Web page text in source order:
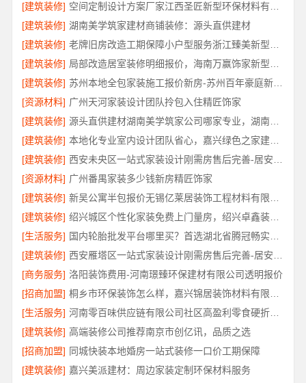
[建筑装修]
[建筑装修] 湖南美学筑家建材商铺装修：源头直供建材
[建筑装修]
[建筑装修]
[建筑装修]
苏州本地全包家装施工报价新房-苏州百年豪庭新材料有限公司
[资源材料] 广州天河家装设计团队拎包入住精匠饰家
[建筑装修]
源头直供建材湖南美学筑家公司哪家专业，湖南美学筑家建材口碑推荐
[建筑装修]
本地化专业室内设计团队省心，嘉兴绿色之家建材科技有限公司
[建筑装修]
[资源材料] 广州番禺家装多少钱新房精匠饰家
[建筑装修]
[建筑装修]
绍兴城区个性化家装免费上门量房，绍兴卓鑫装饰材料有限公司
[生活服务]
[建筑装修]
[商务服务] 洛阳装饰费用-河南璟臻环保建材有限公司透明报价
[招商加盟]
[生活服务]
河南零百味供应链有限公司社区高盈利零食硬折扣全域盈利
[建筑装修] 高端装修公司推荐南京市创亿讯，品质之选
[招商加盟] 同城快装本地婚房一站式装修一口价工期保障
[建筑装修] 嘉兴美派建材：周边家装定制环保材料服务